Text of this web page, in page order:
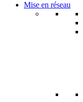
Mise en réseau